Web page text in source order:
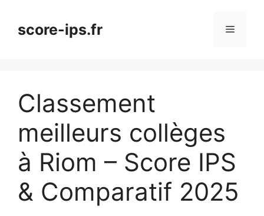
contenuscore-ips.fr Menu
Classement
meilleurs collèges
à Riom – Score IPS
& Comparatif 2025